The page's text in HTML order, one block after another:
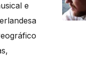
e